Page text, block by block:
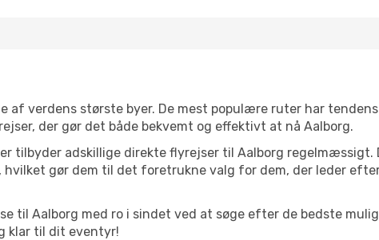
verdens største byer. De mest populære ruter har
der gør det både bekvemt og effektivt at nå Aalborg.
tilbyder adskillige direkte flyrejser til Aalborg regelmæssigt.
gør dem til det foretrukne valg for dem, der leder
til Aalborg med ro i sindet ved at søge efter de bedste
klar til dit eventyr!